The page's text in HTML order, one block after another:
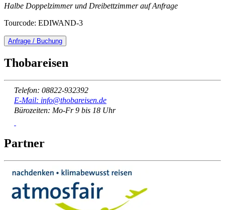
Halbe Doppelzimmer und Dreibettzimmer auf Anfrage
Tourcode: EDIWAND-3
Anfrage / Buchung
Thobareisen
Telefon: 08822-932392
E-Mail: info@thobareisen.de
Bürozeiten: Mo-Fr 9 bis 18 Uhr
Partner